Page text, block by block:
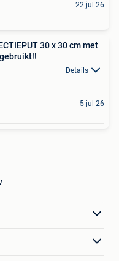
22 jul 26
30 x 30 cm met
Details
5 jul 26